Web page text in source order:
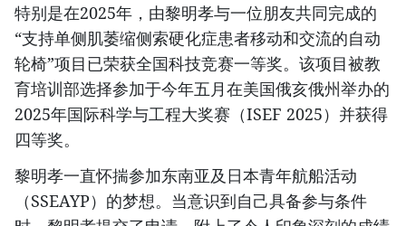
特别是在2025年，由黎明孝与一位朋友共同完成的
“支持单侧肌萎缩侧索硬化症患者移动和交流的自动
轮椅”项目已荣获全国科技竞赛一等奖。该项目被教
育培训部选择参加于今年五月在美国俄亥俄州举办的
2025年国际科学与工程大奖赛（ISEF 2025）并获得
四等奖。
黎明孝一直怀揣参加东南亚及日本青年航船活动
（SSEAYP）的梦想。当意识到自己具备参与条件